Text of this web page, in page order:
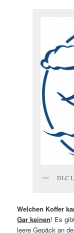
DLC
Welchen Koffer
Gar keinen! Es
leere Gepäck an